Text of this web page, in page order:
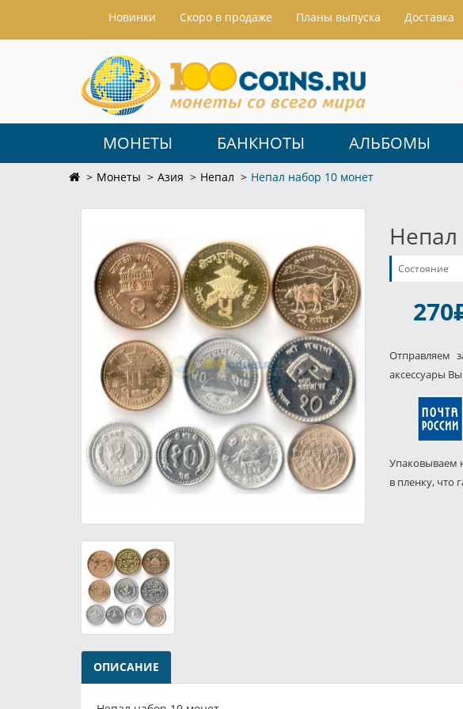
Hовинки Скоро в продаже Планы выпуска Доставка
МОНЕТЫ БАНКНОТЫ АЛЬБОМЫ
Монеты Азия Непал Непал набор 10 монет
Состояние
270
Отправляем
аксессуары
Упаковываем
в пленку, что
ОПИСАНИЕ